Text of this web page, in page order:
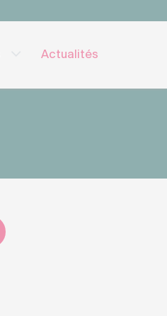
Actualités